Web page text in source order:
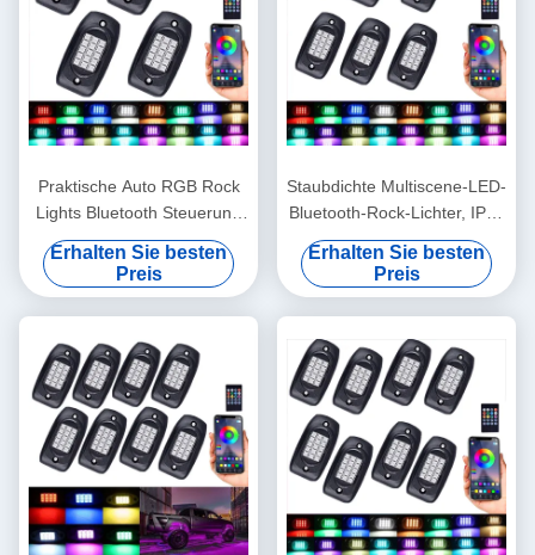
Praktische Auto RGB Rock
Lights Bluetooth Steuerung
120 Grad
Beleuchtungswinkel
Erhalten Sie besten
Preis
Staubdichte Multiscene-LED-
Bluetooth-Rock-Lichter, IP68
wasserdichte RGB-LED-Pod-
Lichter
Erhalten Sie besten
Preis